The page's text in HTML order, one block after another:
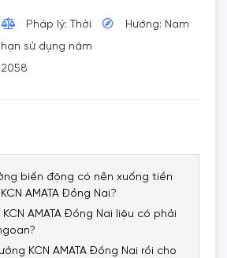
Pháp lý: Thời
hạn sử dụng năm
2058
Hướng: Nam
biến động có nên xuống tiền
AMATA Đồng Nai?
AMATA Đồng Nai liệu có phải
KCN AMATA Đồng Nai rồi cho